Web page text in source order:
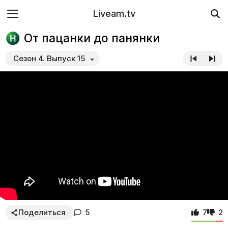
Liveam.tv
От пацанки до панянки
Сезон 4. Выпуск 15
Поделиться 5 7 2